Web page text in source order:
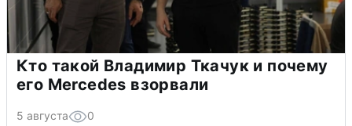
Кто такой Владимир Ткачук и почему
его Mercedes взорвали
5 августа 0